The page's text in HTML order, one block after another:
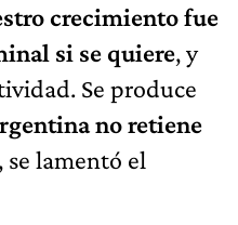
crecimiento fue
si se quiere, y
Se produce
no retiene
se lamentó el